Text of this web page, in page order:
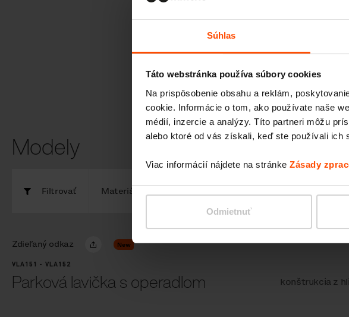
Súhlas
Táto webstránka používa súbory cookies
Na prispôsobenie obsahu a reklám,
cookie. Informácie o tom, ako používate naše
médií, inzercie a analýzy. Títo partneri môžu
alebo ktoré od vás získali, keď ste používali ich
Viac informácií nájdete na stránke Zásady
Odmietnuť
Modely
Filtrovať Materiály
Zdieľaný odkaz New
VLA151 - VLA152
Parková lavička s operadlom konštrukcia z